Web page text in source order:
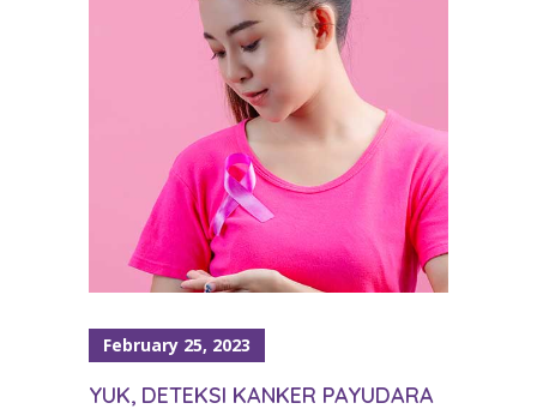
February 25, 2023
YUK, DETEKSI KANKER PAYUDARA